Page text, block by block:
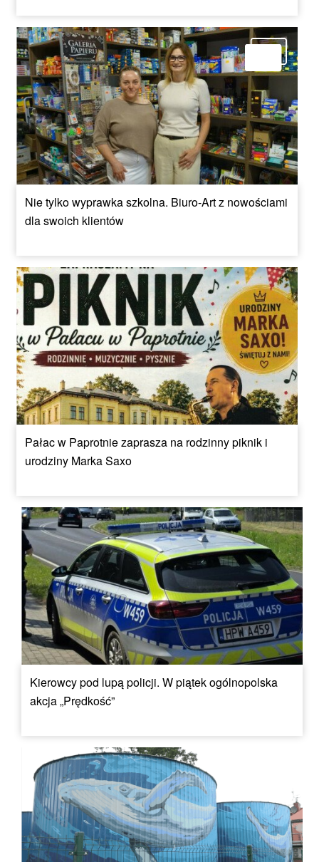
Nie tylko wyprawka szkolna. Biuro-Art z nowościami
dla swoich klientów
Pałac w Paprotnie zaprasza na rodzinny piknik i
urodziny Marka Saxo
Kierowcy pod lupą policji. W piątek ogólnopolska
akcja „Prędkość”